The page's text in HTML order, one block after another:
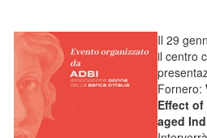
Il 29
il centro
Fornero:
Effect
aged